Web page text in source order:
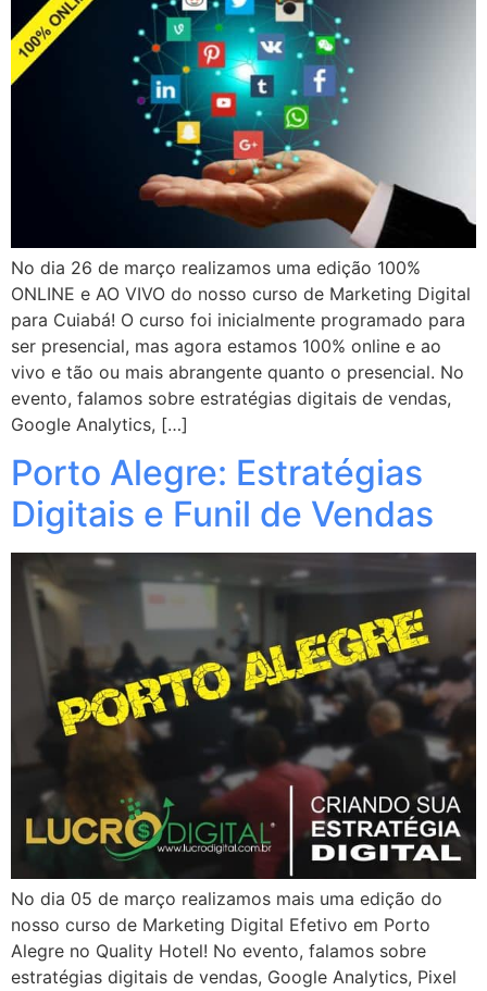
No dia 26 de março realizamos uma edição 100%
ONLINE e AO VIVO do nosso curso de Marketing Digital
para Cuiabá! O curso foi inicialmente programado para
ser presencial, mas agora estamos 100% online e ao
vivo e tão ou mais abrangente quanto o presencial. No
evento, falamos sobre estratégias digitais de vendas,
Google Analytics, […]
Porto Alegre: Estratégias
Digitais e Funil de Vendas
No dia 05 de março realizamos mais uma edição do
nosso curso de Marketing Digital Efetivo em Porto
Alegre no Quality Hotel! No evento, falamos sobre
estratégias digitais de vendas, Google Analytics, Pixel